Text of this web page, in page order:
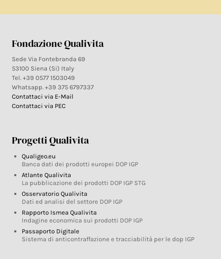
Fondazione Qualivita
Sede Via Fontebranda 69
53100 Siena (Si) Italy
Tel. +39 0577 1503049
Whatsapp. +39 375 6797337
Contattaci via E-Mail
Contattaci via PEC
Progetti Qualivita
Qualigeo.eu
Banca dati dei prodotti europei DOP IGP
Atlante Qualivita
La pubblicazione dei prodotti DOP IGP STG
Osservatorio Qualivita
Dati ed analisi del settore DOP IGP
Rapporto Ismea Qualivita
Indagine economica sui prodotti DOP IGP
Passaporto Digitale
Sistema di anticontraffazione e tracciabilità per le dop IGP